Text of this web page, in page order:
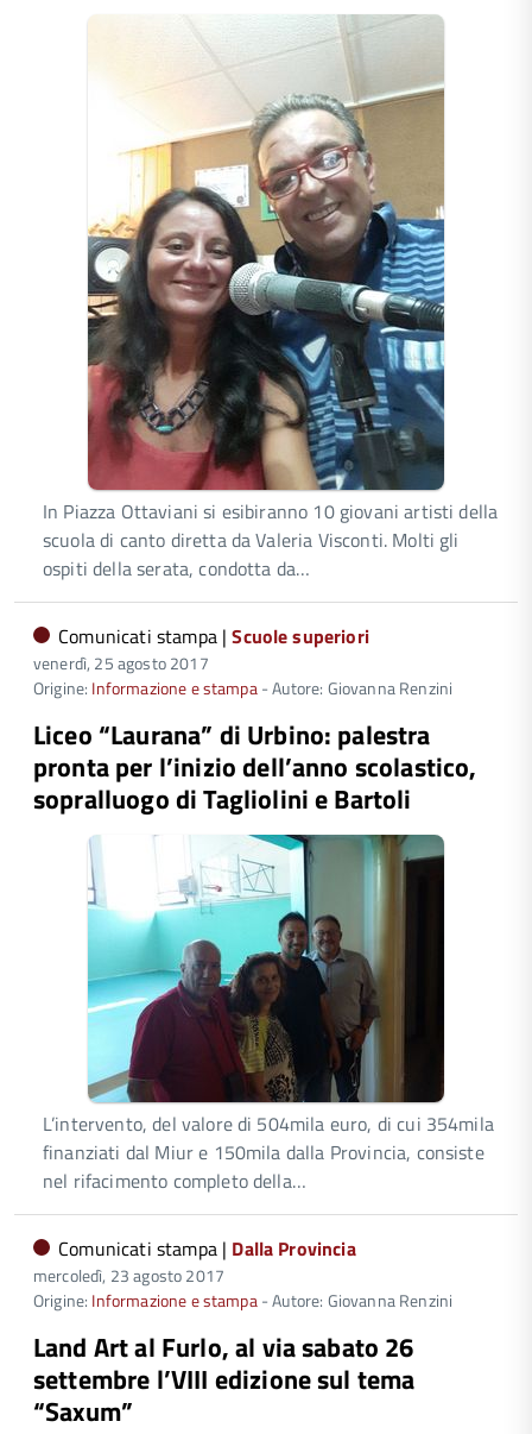
In Piazza Ottaviani si esibiranno 10 giovani artisti della
scuola di canto diretta da Valeria Visconti. Molti gli
ospiti della serata, condotta da…
Comunicati stampa |Scuole superiori
venerdì, 25 agosto 2017
Origine: Informazione e stampa- Autore: Giovanna Renzini
Liceo “Laurana” di Urbino: palestra
pronta per l’inizio dell’anno scolastico,
sopralluogo di Tagliolini e Bartoli
L’intervento, del valore di 504mila euro, di cui 354mila
finanziati dal Miur e 150mila dalla Provincia, consiste
nel rifacimento completo della…
Comunicati stampa | Dalla Provincia
mercoledì, 23 agosto 2017
Origine: Informazione e stampa- Autore: Giovanna Renzini
Land Art al Furlo, al via sabato 26
settembre l’VIII edizione sul tema
“Saxum”